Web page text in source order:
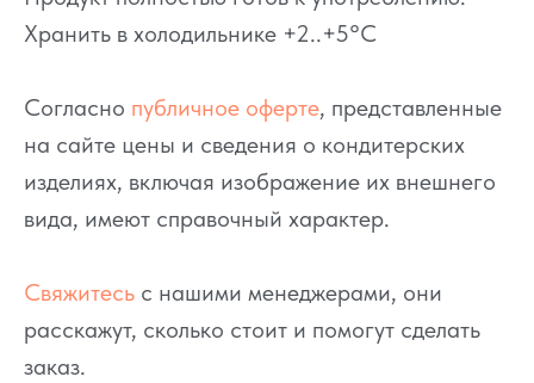
Хранить в холодильнике +2..+5°C
Согласно публичное оферте, представленные
на сайте цены и сведения о кондитерских
изделиях, включая изображение их внешнего
вида, имеют справочный характер.
Свяжитесь с нашими менеджерами, они
расскажут, сколько стоит и помогут сделать
заказ.